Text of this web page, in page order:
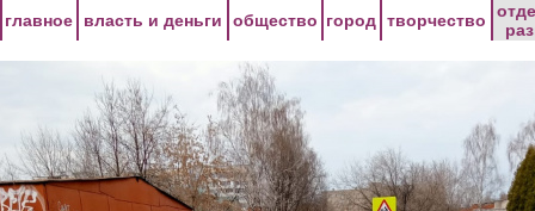
главное власть и деньги общество город творчество